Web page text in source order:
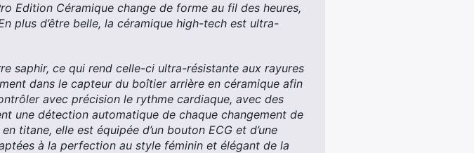
Edition Céramique change de forme au fil des heures,
plus d’être belle, la céramique high-tech est ultra-
saphir, ce qui rend celle-ci ultra-résistante aux rayures
dans le capteur du boîtier arrière en céramique afin
avec précision le rythme cardiaque, avec des
une détection automatique de chaque changement de
titane, elle est équipée d’un bouton ECG et d’une
à la perfection au style féminin et élégant de la